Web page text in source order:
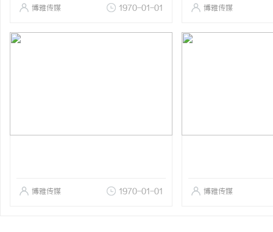
博雅传媒 1970-01-01 博雅传媒
博雅传媒 1970-01-01 博雅传媒